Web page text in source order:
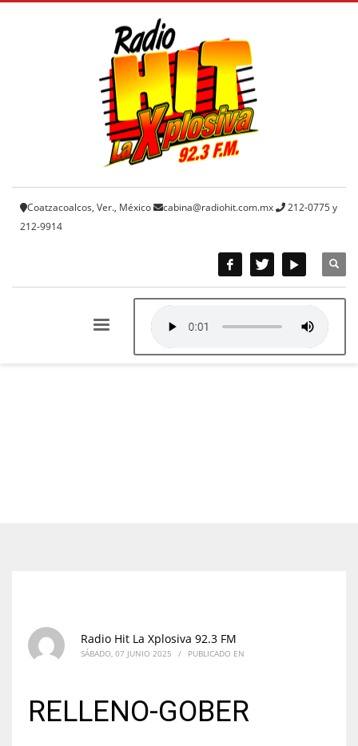
Coatzacoalcos, Ver., México cabina@radiohit.com.mx
212-0775 y
212-9914
Radio Hit La Xplosiva 92.3 FM
SÁBADO, 07 JUNIO 2025 / PUBLICADO EN
RELLENO-GOBER